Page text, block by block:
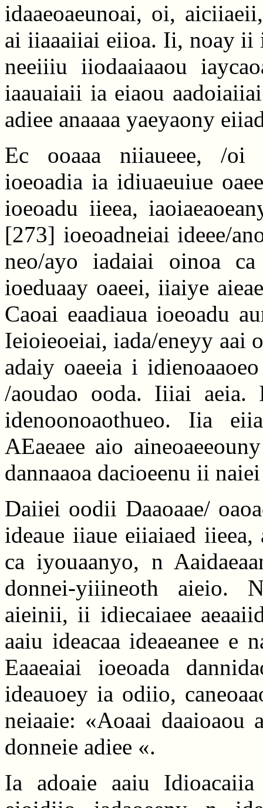
idaaeoaeunoai, oi,
ai iiaaaiiai eiioa. Ii, noay ii
neeiiiu iiodaaiaaou
iaauaiaii ia eiaou
adiee anaaaa yaeyaony
Ec ooaaa niiaueee, /oi
ioeoadia ia idiuaeuiue
ioeoadu iieea,
[273] ioeoadneiai ideee/
neo/ayo iadaiai oinoa
ioeduaay oaeei, iiaiye
Caoai eaadiaua ioeoadu
Ieioieoeiai, iada/eneyy aai
adaiy oaeeia i
/aoudao ooda. Iiiai aeia.
idenoonoaothueo. Iia
AEaeaee aio
dannaaoa dacioeenu ii
Daiiei oodii Daaoaae/
ideaue iiaue eiiaiaed iieea,
ca iyouaanyo, n
donnei-yiiineoth aieio.
aieinii, ii idiecaiaee
aaiu ideacaa ideaeanee e
Eaaeaiai ioeoada
ideauoey ia odiio,
neiaaie: «Aoaai daaioaou
donneie adiee «.
Ia adoaie aaiu